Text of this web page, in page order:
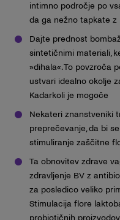
intimno področje po
da ga nežno tapkate z
Dajte prednost
sintetičnimi materiali,
»dihala«. To povzroča
ustvari idealno okolje
Kadarkoli je mogoče
Nekateri znanstveniki
preprečevanje, da bi
stimuliranje zaščitne
Ta obnovitev zdrave
zdravljenje BV z
za posledico veliko
Stimulacija flore
probiotičnih